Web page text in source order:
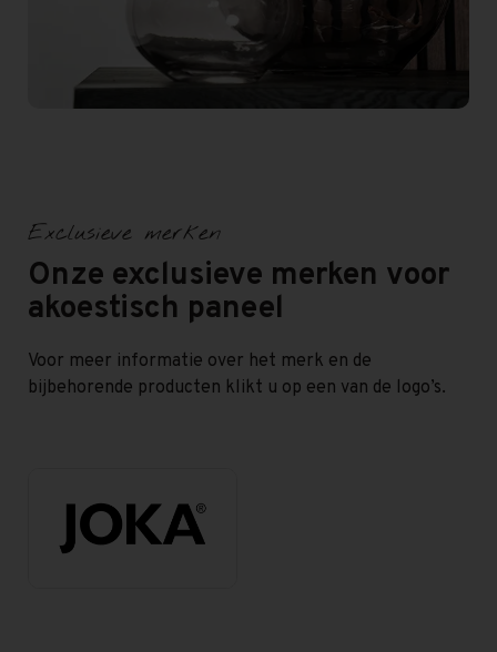
Exclusieve merken
Onze exclusieve merken voor
akoestisch paneel
Voor meer informatie over het merk en de
bijbehorende producten klikt u op een van de logo’s.